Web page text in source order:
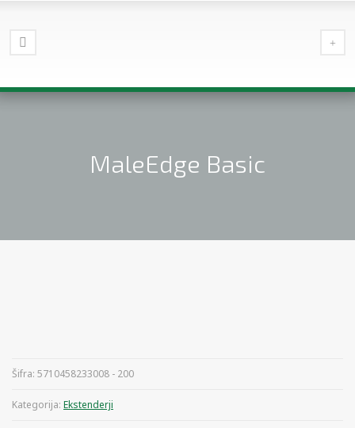
MaleEdge Basic
Šifra: 5710458233008 - 200
Kategorija: Ekstenderji